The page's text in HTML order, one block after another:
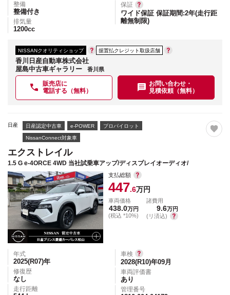
整備
整備付き
排気量
1200cc
保証
ワイド保証 保証期間:2年(走行距
離無制限)
NISSANクオリティショップ 据置払クレジット取扱店舗
香川日産自動車株式会社
屋島中古車ギャラリー
香川県
販売店に
電話する（無料）
お問い合わせ・
見積依頼（無料）
日産 日産認定中古車 e-POWER プロパイロット
NissanConnect対象車
エクストレイル
1.5 G e-4ORCE 4WD 当社試乗車アップ/ディスプレイオーディオ/
支払総額
447.6万円
車両価格
438.0万円
(税込 *10%)
諸費用
9.6万円
(リ済込)
年式
2025(R07)年
修復歴
なし
走行距離
車検
2028(R10)年09月
車両評価書
あり
管理番号